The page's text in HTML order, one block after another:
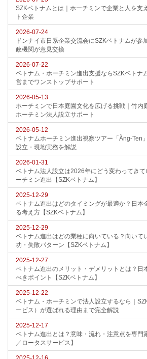
SZKベトナムとは｜ホーチミンで企業と人を支
ト企業
2026-07-24
ドンナイ市日系企業交流会にSZKベトナムが参
政機関が意見交換
2026-07-22
ベトナム・ホーチミン進出支援ならSZKベトナ
営までワンストップサポート
2026-05-13
ホーチミンで日本庭園文化を広げる挑戦｜竹内
ホーチミン法人設立サポート
2026-05-12
ベトナムホーチミン進出視察ツアー「Ăng-Ten
設立・現地実務を解説
2026-01-31
ベトナム法人設立は2026年にどう変わってき
ーチミン進出【SZKベトナム】
2025-12-29
ベトナム進出はどのタイミングが最適か？日本
る考え方【SZKベトナム】
2025-12-29
ベトナム進出はどの業種に向いている？向いて
功・失敗パターン【SZKベトナム】
2025-12-27
ベトナム進出のメリット・デメリットとは？日
べきポイント【SZKベトナム】
2025-12-22
ベトナム・ホーチミンで法人設立するなら｜
ービス）が選ばれる理由まで完全解説
2025-12-17
ベトナム進出とは？意味・流れ・注意点を専門
／ロータスサービス】